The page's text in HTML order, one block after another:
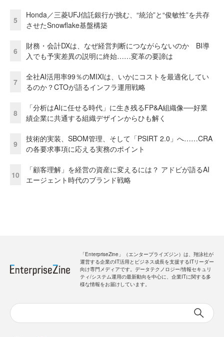
5
Honda／三菱UFJ信託銀行が挑む、“統治”と“俊敏性”を共存
させたSnowflake基盤構築
6
財務・会計DXは、なぜ経営判断につながらないのか BI導
入でも予実差異の説明に終始……変革の要諦は
7
全社AI活用率99％のMIXIは、いかにコストを最適化してい
るのか？CTOが語るインフラ運用戦略
8
「分析はAIに任せる時代」に生き残るFP&A組織像──好業
績企業に共通する組織デザインからひも解く
9
技術的実装、SBOM管理、そして「PSIRT 2.0」へ……CRA
の各要求事項に応える実務のポイント
10
「顧客理解」を経営の資産に変えるには？ アドビが語るAI
エージェント時代のブランド戦略
「EnterpriseZine」（エンタープライズジン）は、翔泳社が
運営する企業のIT活用とビジネス成長を支援するITリーダー
向け専門メディアです。データテクノロジー/情報セキュリ
ティ/システム運用の最新動向を中心に、企業ITに関する多
様な情報をお届けしています。